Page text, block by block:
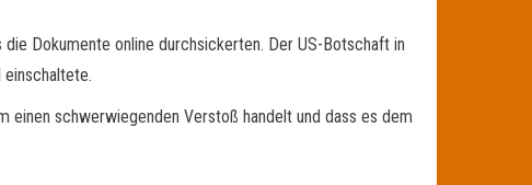
Dokumente online durchsickerten. Der US-Botschaft in
einschaltete.
einen schwerwiegenden Verstoß handelt und dass es dem